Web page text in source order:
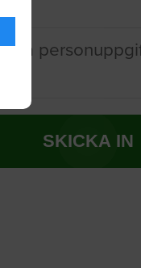
SKICKA IN